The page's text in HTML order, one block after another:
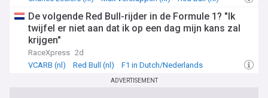
De volgende Red Bull-rijder in de Formule 1? "Ik
twijfel er niet aan dat ik op een dag mijn kans zal
krijgen"
RaceXpress 2d
VCARB (nl)
Red Bull (nl) F1 in Dutch/Nederlands
ADVERTISEMENT